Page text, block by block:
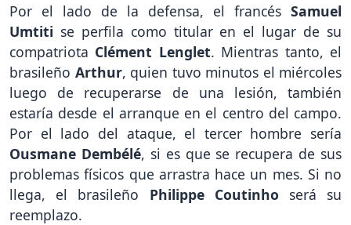
Por el lado de la defensa, el francés Samuel
Umtiti se perfila como titular en el lugar de su
compatriota Clément Lenglet. Mientras tanto, el
brasileño Arthur, quien tuvo minutos el miércoles
luego de recuperarse de una lesión, también
estaría desde el arranque en el centro del campo.
Por el lado del ataque, el tercer hombre sería
Ousmane Dembélé, si es que se recupera de sus
problemas físicos que arrastra hace un mes. Si no
llega, el brasileño Philippe Coutinho será su
reemplazo.